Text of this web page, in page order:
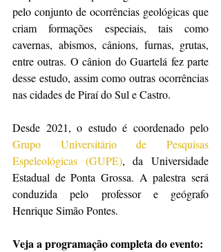
pelo conjunto de ocorrências geológicas que
criam formações especiais, tais como
cavernas, abismos, cânions, furnas, grutas,
entre outras. O cânion do Guartelá fez parte
desse estudo, assim como outras ocorrências
nas cidades de Piraí do Sul e Castro.
Grupo Universitário de Pesquisas
Espeleológicas (GUPE), da Universidade
Estadual de Ponta Grossa. A palestra será
conduzida pelo professor e geógrafo
Henrique Simão Pontes.
Veja a programação completa do evento: